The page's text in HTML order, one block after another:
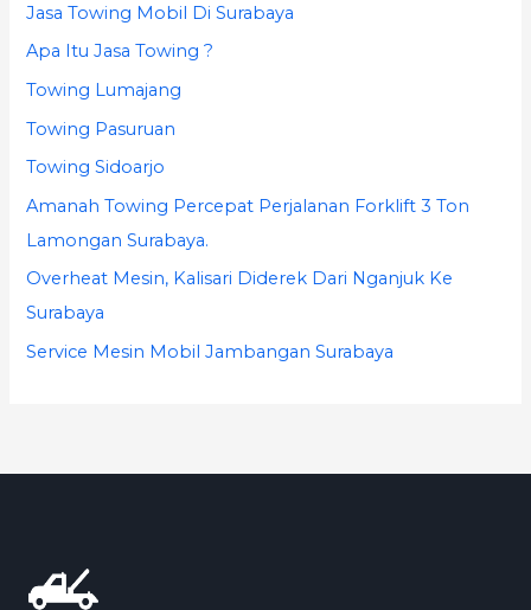
:Jasa Towing Mobil Di Surabaya
Apa Itu Jasa Towing ?
Towing Lumajang
Towing Pasuruan
Towing Sidoarjo
Amanah Towing Percepat Perjalanan Forklift 3 Ton
Lamongan Surabaya.
Overheat Mesin, Kalisari Diderek Dari Nganjuk Ke
Surabaya
Service Mesin Mobil Jambangan Surabaya